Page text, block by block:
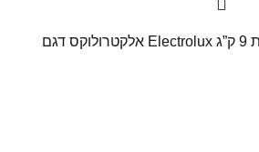
מכונת כביסה ‏פתח חזית ‏9 ‏ק”ג Electrolux אלקטרולוקס דגם